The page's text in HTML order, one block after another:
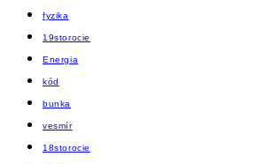
fyzika
19storocie
Energia
kód
bunka
vesmír
18storocie